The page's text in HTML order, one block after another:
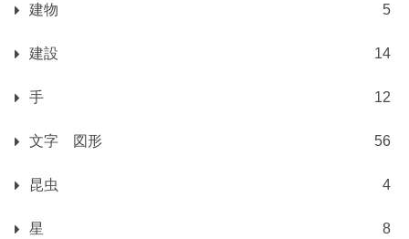
建物 5
建設 14
手 12
文字 図形 56
昆虫 4
星 8